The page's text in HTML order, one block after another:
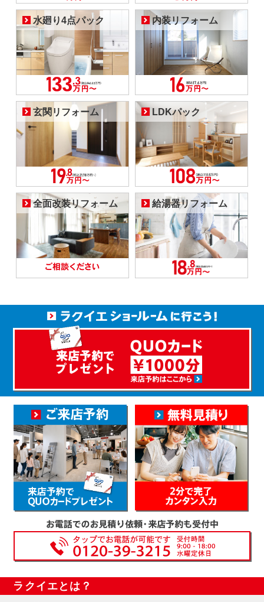
水廻り4点パック 内装リフォーム
玄関リフォーム LDKパック
全面改装リフォーム 給湯器リフォーム
ラクイエとは？